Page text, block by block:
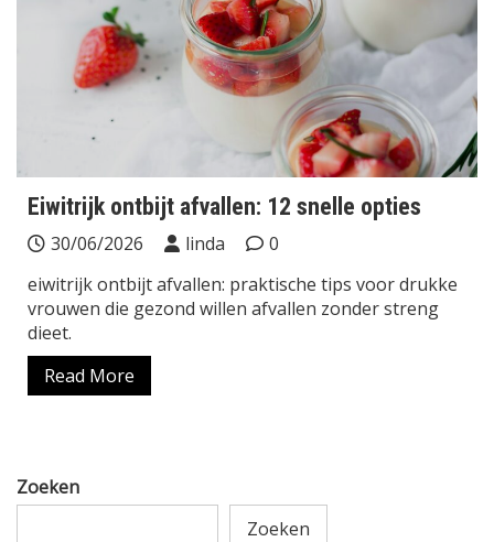
Eiwitrijk ontbijt afvallen: 12 snelle opties
30/06/2026 linda
0
eiwitrijk ontbijt afvallen: praktische tips voor drukke
vrouwen die gezond willen afvallen zonder streng
dieet.
Read More
Zoeken
Zoeken